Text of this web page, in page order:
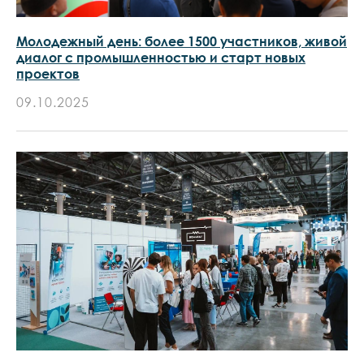
Молодежный день: более 1500 участников, живой
диалог с промышленностью и старт новых
проектов
09.10.2025